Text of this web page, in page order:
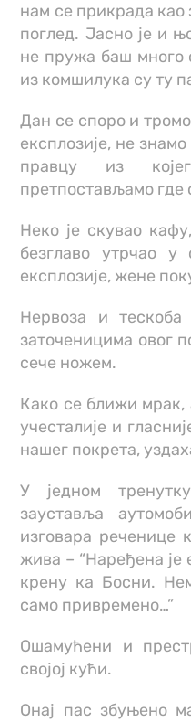
нам се прикрада
поглед. Јасно је и
не пружа баш много
из комшилука су ту
Дан се споро и
експлозије, не
правцу из
претпостављамо где
Неко је скувао
безглаво утрчао у
експлозије, жене
Нервоза и
заточеницима овог
сече ножем.
Како се ближи мрак,
учесталије и
нашег покрета,
У једном
зауставља
изговара реченице
жива – “Наређена је
крену ка Босни.
само привремено…”
Ошамућени и
својој кући.
Онај пас збуњено